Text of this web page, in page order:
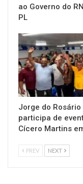
ao Governo do
PL
Jorge do Rosário
participa de
Cícero Martins
PREV NEXT